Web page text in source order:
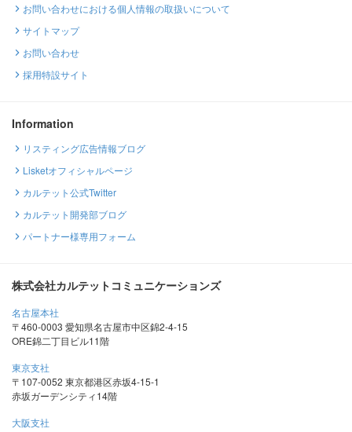
お問い合わせにおける個人情報の取扱いについて
サイトマップ
お問い合わせ
採用特設サイト
Information
リスティング広告情報ブログ
Lisketオフィシャルページ
カルテット公式Twitter
カルテット開発部ブログ
パートナー様専用フォーム
株式会社カルテットコミュニケーションズ
名古屋本社
〒460-0003 愛知県名古屋市中区錦2-4-15
ORE錦二丁目ビル11階
東京支社
〒107-0052 東京都港区赤坂4-15-1
赤坂ガーデンシティ14階
大阪支社